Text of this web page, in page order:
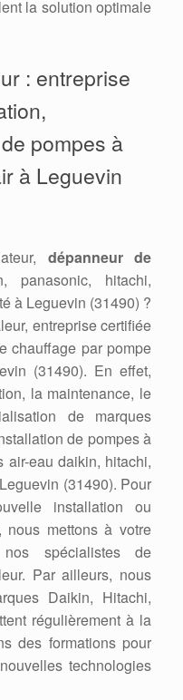
la solution optimale
: entreprise
pompes à
à Leguevin
dépanneur de
panasonic, hitachi,
à Leguevin (31490) ?
entreprise certifiée
chauffage par pompe
(31490). En effet,
la maintenance, le
de marques
de pompes à
air-eau daikin, hitachi,
(31490). Pour
installation ou
nous mettons à votre
spécialistes de
Par ailleurs, nous
Daikin, Hitachi,
régulièrement à la
des formations pour
technologies